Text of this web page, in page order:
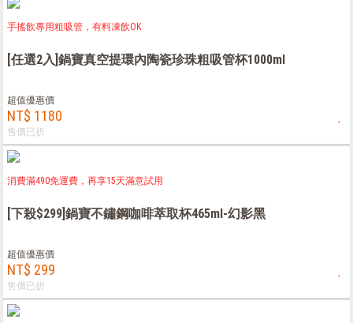
手搖飲專用粗吸管，有料凍飲OK
[任選2入]鍋寶真空提環內陶瓷珍珠粗吸管杯1000ml
超值優惠價
NT$ 1180
售價已折
消費滿490免運費，再享15天滿意試用
[下殺$299]鍋寶不鏽鋼咖啡萃取杯465ml-幻影黑
超值優惠價
NT$ 299
售價已折